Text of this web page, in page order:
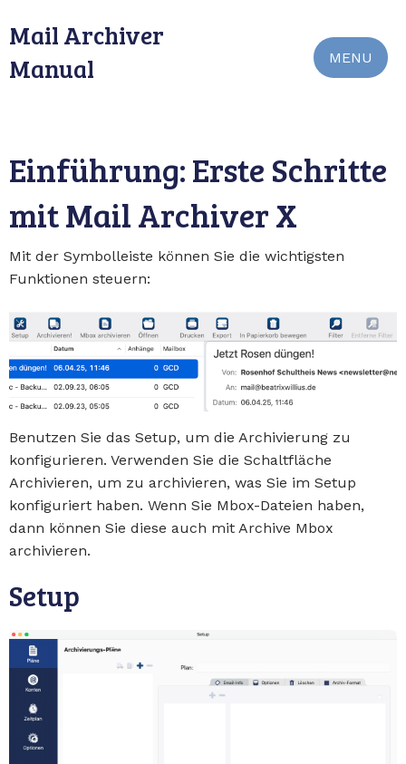
Mail Archiver
Manual
MENU
Einführung: Erste Schritte
mit Mail Archiver X
Mit der Symbolleiste können Sie die wichtigsten
Funktionen steuern:
Benutzen Sie das Setup, um die Archivierung zu
konfigurieren. Verwenden Sie die Schaltfläche
Archivieren, um zu archivieren, was Sie im Setup
konfiguriert haben. Wenn Sie Mbox-Dateien haben,
dann können Sie diese auch mit Archive Mbox
archivieren.
Setup